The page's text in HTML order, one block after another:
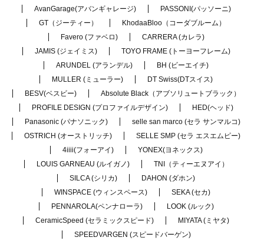
AvanGarage(アバンギャレージ)
PASSONI(パッソーニ)
GT（ジーティー）
KhodaaBloo（コーダブルーム）
Favero (ファベロ)
CARRERA (カレラ)
JAMIS (ジェイミス)
TOYO FRAME (トーヨーフレーム)
ARUNDEL (アランデル)
BH (ビーエイチ)
MULLER (ミューラー)
DT Swiss(DTスイス)
BESV(ベスビー)
Absolute Black（アブソリュートブラック）
PROFILE DESIGN (プロファイルデザイン)
HED(ヘッド)
Panasonic (パナソニック)
selle san marco (セラ サンマルコ)
OSTRICH (オーストリッチ)
SELLE SMP (セラ エスエムピー)
4iiii(フォーアイ)
YONEX(ヨネックス)
LOUIS GARNEAU (ルイガノ)
TNI（ティーエヌアイ）
SILCA (シリカ)
DAHON (ダホン)
WINSPACE (ウィンスペース)
SEKA (セカ)
PENNAROLA(ペンナローラ)
LOOK (ルック)
CeramicSpeed (セラミックスピード)
MIYATA (ミヤタ)
SPEEDVARGEN (スピードバーゲン)